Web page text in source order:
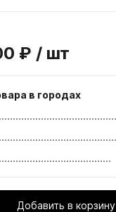
₽ / шт
в городах
Добавить в корзину